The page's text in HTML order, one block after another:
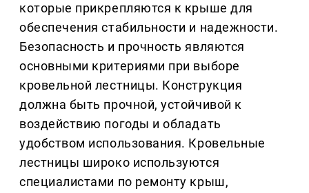
которые прикрепляются к крыше для
обеспечения стабильности и надежности.
Безопасность и прочность являются
основными критериями при выборе
кровельной лестницы. Конструкция
должна быть прочной, устойчивой к
воздействию погоды и обладать
удобством использования. Кровельные
лестницы широко используются
специалистами по ремонту крыш,